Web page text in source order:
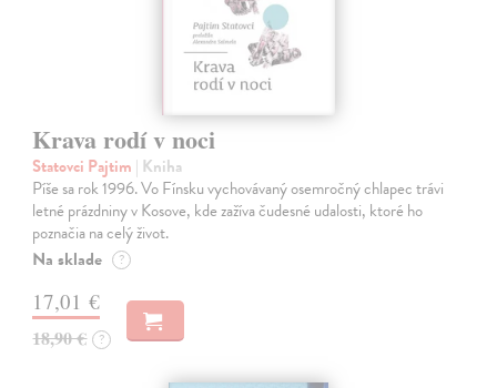
Krava rodí v noci
Statovci Pajtim | Kniha
Píše sa rok 1996. Vo Fínsku vychovávaný osemročný chlapec trávi
letné prázdniny v Kosove, kde zažíva čudesné udalosti, ktoré ho
poznačia na celý život.
Na sklade ?
17,01 €
18,90 € ?